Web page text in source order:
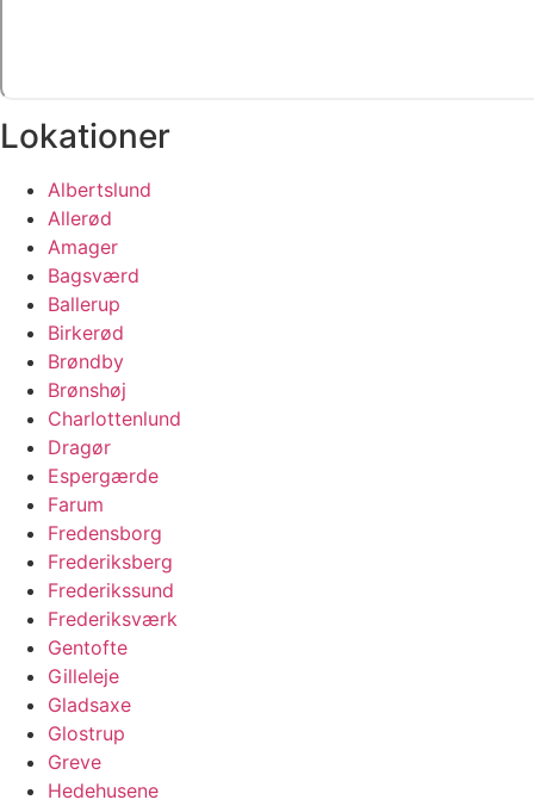
Lokationer
Albertslund
Allerød
Amager
Bagsværd
Ballerup
Birkerød
Brøndby
Brønshøj
Charlottenlund
Dragør
Espergærde
Farum
Fredensborg
Frederiksberg
Frederikssund
Frederiksværk
Gentofte
Gilleleje
Gladsaxe
Glostrup
Greve
Hedehusene